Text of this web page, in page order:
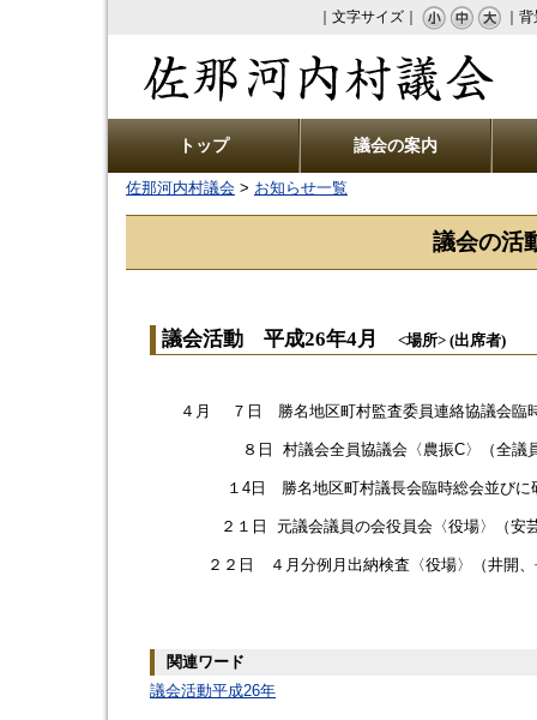
｜文字サイズ｜ ｜
トップ 議会の案内
佐那河内村議会 > お知らせ一覧
議会の活
議会活動 平成26年4月 <場所> (出席者)
４月 ７日 勝名地区町村監査委員連絡協議会臨時
８日 村議会全員協議会〈農振C〉（全議
１4日 勝名地区町村議長会臨時総会並びに研修
２１日 元議会議員の会役員会〈役場〉（安芸
２２日 ４月分例月出納検査〈役場〉（井開、
関連ワード
議会活動平成26年